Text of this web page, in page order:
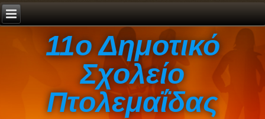
11ο Δημοτικό
Σχολείο
Πτολεμαΐδας